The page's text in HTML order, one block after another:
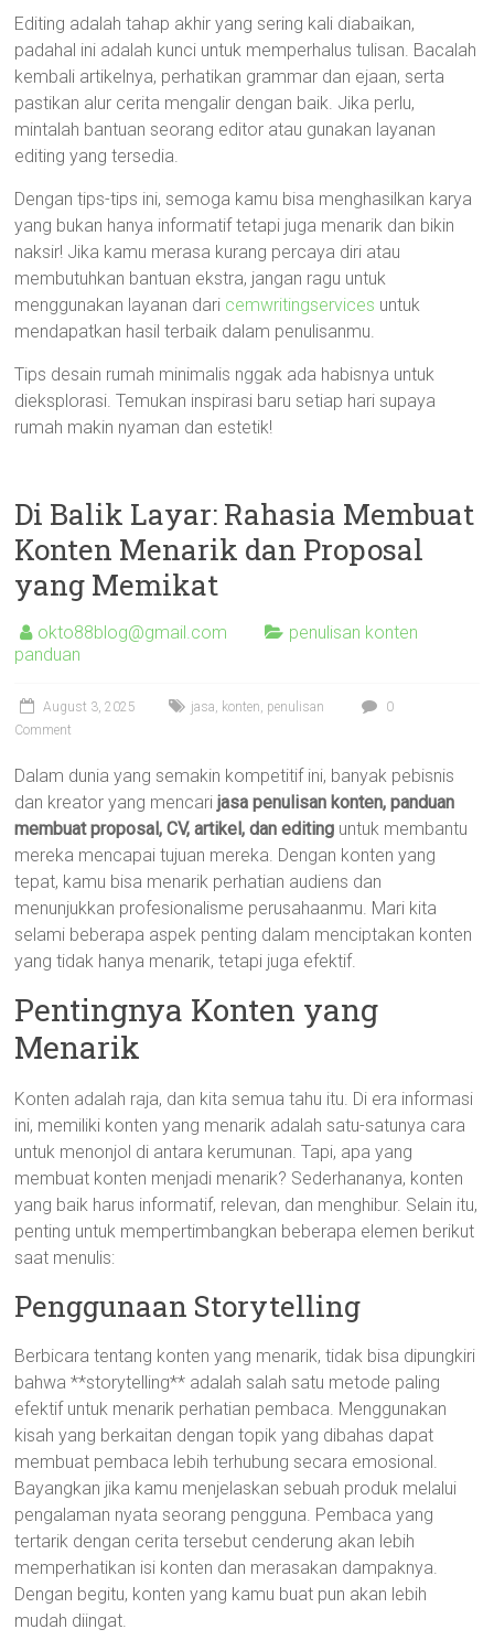
Editing adalah tahap akhir yang sering kali diabaikan,
padahal ini adalah kunci untuk memperhalus tulisan. Bacalah
kembali artikelnya, perhatikan grammar dan ejaan, serta
pastikan alur cerita mengalir dengan baik. Jika perlu,
mintalah bantuan seorang editor atau gunakan layanan
editing yang tersedia.
Dengan tips-tips ini, semoga kamu bisa menghasilkan karya
yang bukan hanya informatif tetapi juga menarik dan bikin
naksir! Jika kamu merasa kurang percaya diri atau
membutuhkan bantuan ekstra, jangan ragu untuk
menggunakan layanan dari cemwritingservices untuk
mendapatkan hasil terbaik dalam penulisanmu.
Tips desain rumah minimalis nggak ada habisnya untuk
dieksplorasi. Temukan inspirasi baru setiap hari supaya
rumah makin nyaman dan estetik!
Di Balik Layar: Rahasia Membuat
Konten Menarik dan Proposal
yang Memikat
okto88blog@gmail.com
penulisan konten
panduan
August 3, 2025 jasa, konten, penulisan
0
Comment
Dalam dunia yang semakin kompetitif ini, banyak pebisnis
dan kreator yang mencarijasa penulisan konten, panduan
membuat proposal, CV, artikel, dan editing untuk membantu
mereka mencapai tujuan mereka. Dengan konten yang
tepat, kamu bisa menarik perhatian audiens dan
menunjukkan profesionalisme perusahaanmu. Mari kita
selami beberapa aspek penting dalam menciptakan konten
yang tidak hanya menarik, tetapi juga efektif.
Pentingnya Konten yang
Menarik
Konten adalah raja, dan kita semua tahu itu. Di era informasi
ini, memiliki konten yang menarik adalah satu-satunya cara
untuk menonjol di antara kerumunan. Tapi, apa yang
membuat konten menjadi menarik? Sederhananya, konten
yang baik harus informatif, relevan, dan menghibur. Selain itu,
penting untuk mempertimbangkan beberapa elemen berikut
saat menulis:
Penggunaan Storytelling
Berbicara tentang konten yang menarik, tidak bisa dipungkiri
bahwa **storytelling** adalah salah satu metode paling
efektif untuk menarik perhatian pembaca. Menggunakan
kisah yang berkaitan dengan topik yang dibahas dapat
membuat pembaca lebih terhubung secara emosional.
Bayangkan jika kamu menjelaskan sebuah produk melalui
pengalaman nyata seorang pengguna. Pembaca yang
tertarik dengan cerita tersebut cenderung akan lebih
memperhatikan isi konten dan merasakan dampaknya.
Dengan begitu, konten yang kamu buat pun akan lebih
mudah diingat.